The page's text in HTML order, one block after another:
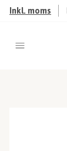
Inkl. moms